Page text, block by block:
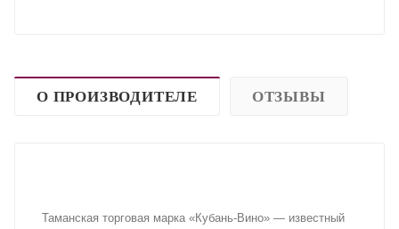
О ПРОИЗВОДИТЕЛЕ ОТЗЫВЫ
Таманская торговая марка «Кубань-Вино» — известный